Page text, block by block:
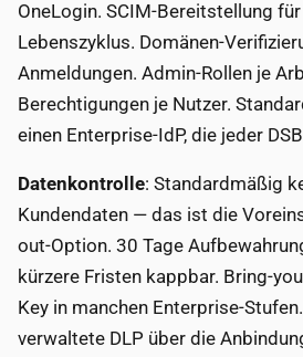
OneLogin. SCIM-Bereitstellung
Lebenszyklus. Domänen-
Anmeldungen. Admin-Rollen je
Berechtigungen je Nutzer.
einen Enterprise-IdP, die jeder
Datenkontrolle: Standardmäßig
Kundendaten — das ist die
out-Option. 30 Tage
kürzere Fristen kappbar. Bring-
Key in manchen Enterprise-
verwaltete DLP über die